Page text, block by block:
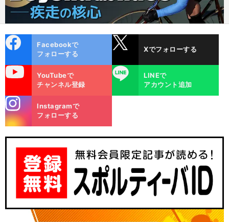
ok
Facebookで
フォローする
Xでフォローする
YouTubeで
チャンネル登録
LINE
LINEで
アカウント追加
m
Instagramで
フォローする